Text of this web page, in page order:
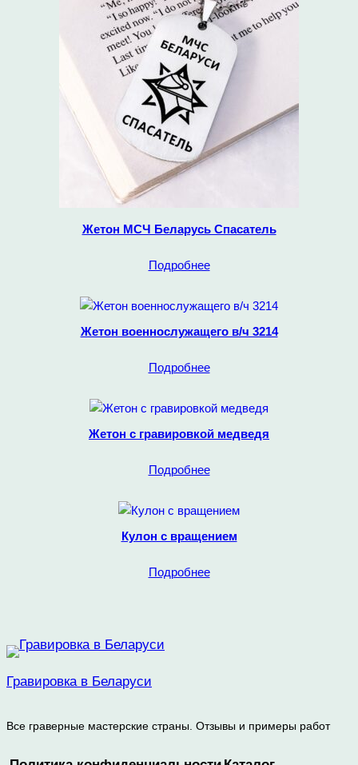
Жетон МСЧ Беларусь Спасатель
Подробнее
Жетон военнослужащего в/ч 3214
Подробнее
Жетон с гравировкой медведя
Подробнее
Кулон с вращением
Подробнее
Гравировка в Беларуси
Все граверные мастерские страны. Отзывы и примеры работ